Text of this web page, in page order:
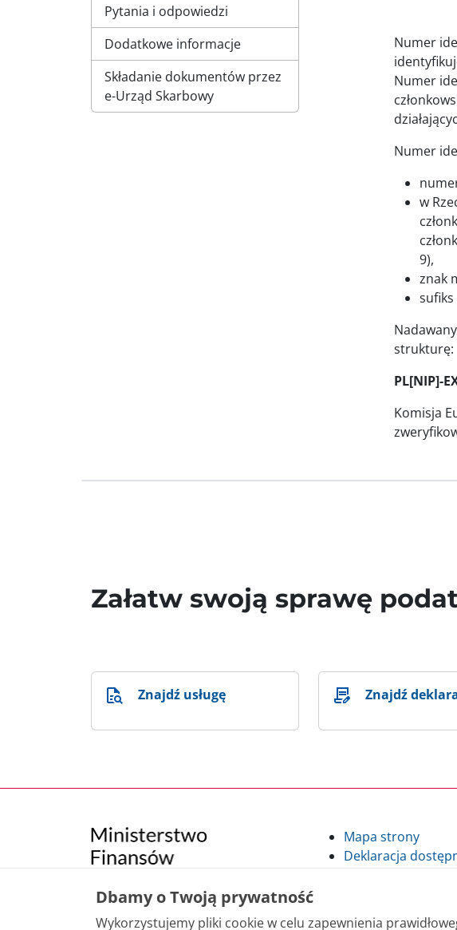
Pytania i odpowiedzi
Dodatkowe informacje
Składanie dokumentów przez
e-Urząd Skarbowy
Numer
Numer
Numer
w
9),
znak
sufiks
strukturę:
PL[NIP]-
Komisja
Załatw swoją sprawę
Znajdź usługę Znajdź
Mapa strony
Deklaracja
Polityka cookie
Klauzula
Dbamy o Twoją prywatność
Wykorzystujemy pliki cookie w celu zapewnienia